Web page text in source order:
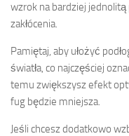
wzrok na bardziej jednolitą
zakłócenia.
Pamiętaj, aby ułożyć
światła, co najczęściej
temu zwiększysz efekt
fug będzie mniejsza.
Jeśli chcesz dodatkowo